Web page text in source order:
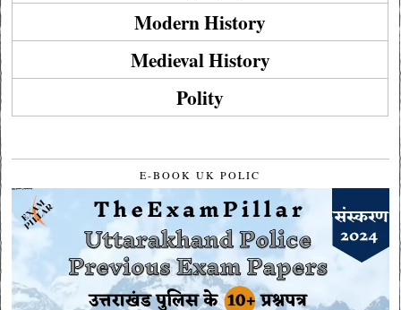
Modern History
Medieval History
Polity
E-BOOK UK POLIC